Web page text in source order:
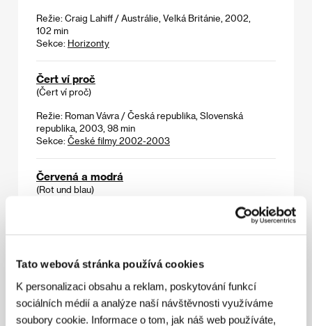
Tato webová stránka používá cookies
K personalizaci obsahu a reklam, poskytování funkcí
sociálních médií a analýze naší návštěvnosti využíváme
soubory cookie. Informace o tom, jak náš web používáte,
Režie: Craig Lahiff / Austrálie, Velká Británie, 2002,
102 min
Sekce: Horizonty
Čert ví proč
(Čert ví proč)
Režie: Roman Vávra / Česká republika, Slovenská
republika, 2003, 98 min
Sekce: České filmy 2002-2003
Červená a modrá
(Rot und blau)
Čí je ta píseň?
Režie: Adela Peeva / Bulharsko, 2003, 70 min
Sekce:Soutěž dokumentárních filmů